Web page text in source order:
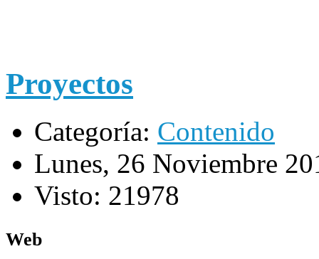
Proyectos
Categoría: Contenido
Lunes, 26 Noviembre
Visto: 21978
Web